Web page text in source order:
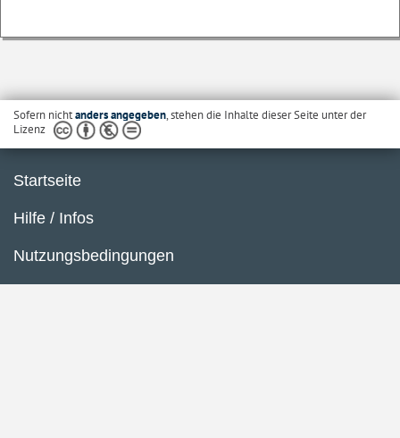
Sofern nichtanders angegeben, stehen die Inhalte dieser Seite unter der
Lizenz
Startseite
Hilfe / Infos
Nutzungsbedingungen